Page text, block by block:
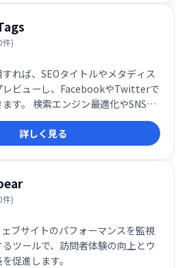
件)
れば、SEOタイトルやメタディス
レビューし、FacebookやTwitterで
す。 検索エンジン最適化やSNSで
前に確認することで、より効果的な
援します。 Webサイトの表示を最
の向上を目指せます。
詳しく見る
件)
ブサイトのパフォーマンスを監視
ツールで、訪問者体験の向上とウ
促進します。